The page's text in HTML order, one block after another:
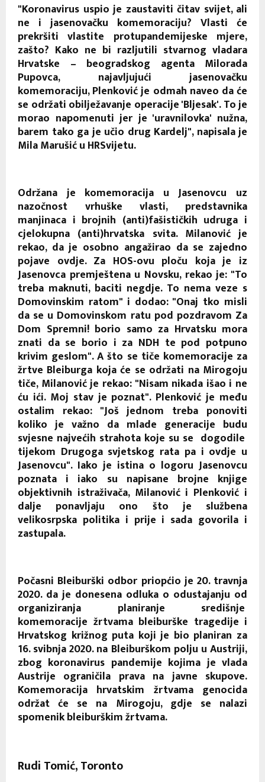
"Koronavirus uspio je zaustaviti čitav svijet, ali
ne i jasenovačku komemoraciju? Vlasti će
prekršiti vlastite protupandemijeske mjere,
zašto? Kako ne bi razljutili stvarnog vladara
Hrvatske – beogradskog agenta Milorada
Pupovca, najavljujući jasenovačku
komemoraciju, Plenković je odmah naveo da će
se održati obilježavanje operacije 'Bljesak'. To je
morao napomenuti jer je 'uravnilovka' nužna,
barem tako ga je učio drug Kardelj", napisala je
Mila Marušić u HRSvijetu.
Održana je komemoracija u Jasenovcu uz
nazočnost vrhuške vlasti, predstavnika
manjinaca i brojnih (anti)fašističkih udruga i
cjelokupna (anti)hrvatska svita. Milanović je
rekao, da je osobno angažirao da se zajedno
pojave ovdje. Za HOS-ovu ploču koja je iz
Jasenovca premještena u Novsku, rekao je: "To
treba maknuti, baciti negdje. To nema veze s
Domovinskim ratom" i dodao: "Onaj tko misli
da se u Domovinskom ratu pod pozdravom Za
Dom Spremni! borio samo za Hrvatsku mora
znati da se borio i za NDH te pod potpuno
krivim geslom". A što se tiče komemoracije za
žrtve Bleiburga koja će se održati na Mirogoju
tiče, Milanović je rekao: "Nisam nikada išao i ne
ću ići. Moj stav je poznat". Plenković je među
ostalim rekao: "Još jednom treba ponoviti
koliko je važno da mlade generacije budu
svjesne najvećih strahota koje su se dogodile
tijekom Drugoga svjetskog rata pa i ovdje u
Jasenovcu". Iako je istina o logoru Jasenovcu
poznata i iako su napisane brojne knjige
objektivnih istraživača, Milanović i Plenković i
dalje ponavljaju ono što je službena
velikosrpska politika i prije i sada govorila i
zastupala.
Počasni Bleiburški odbor priopćio je 20. travnja
2020. da je donesena odluka o odustajanju od
organiziranja planiranje središnje
komemoracije žrtvama bleiburške tragedije i
Hrvatskog križnog puta koji je bio planiran za
16. svibnja 2020. na Bleiburškom polju u Austriji,
zbog koronavirus pandemije kojima je vlada
Austrije ograničila prava na javne skupove.
Komemoracija hrvatskim žrtvama genocida
održat će se na Mirogoju, gdje se nalazi
spomenik bleiburškim žrtvama.
Rudi Tomić, Toronto